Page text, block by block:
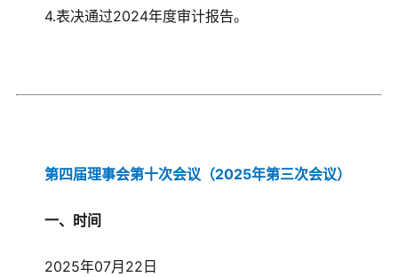
4.表决通过2024年度审计报告。
第四届理事会第十次会议（2025年第三次会议）
一、时间
2025年07月22日